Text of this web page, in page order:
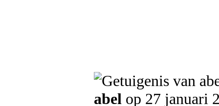
abel op 27 januari